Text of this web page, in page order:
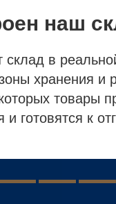
наш
склад в
хранения и
товары
готовятся к